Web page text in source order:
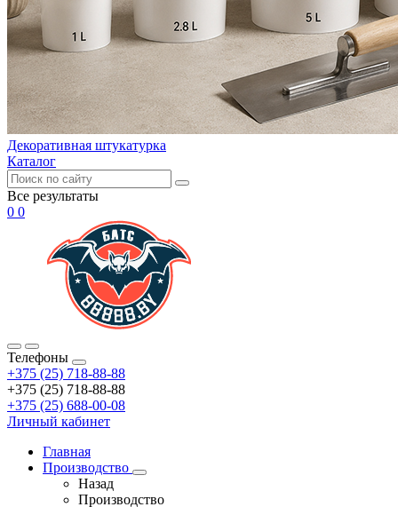
Декоративная штукатурка
Каталог
Все результаты
0 0
Телефоны
+375 (25) 718-88-88
+375 (25) 718-88-88
+375 (25) 688-00-08
Личный кабинет
Главная
Производство
Назад
Производство